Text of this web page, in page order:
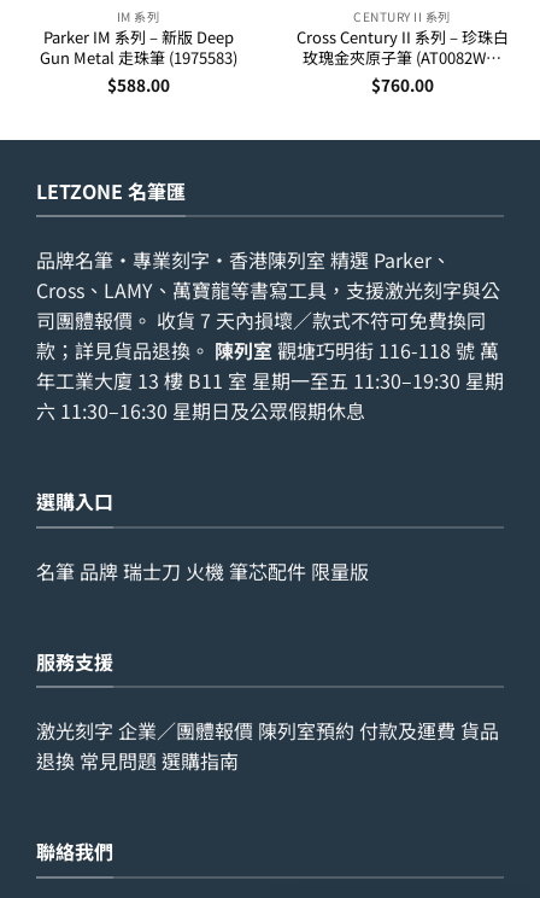
IM 系列
Parker IM 系列 – 新版 Deep
Gun Metal 走珠筆 (1975583)
$588.00
CENTURY II 系列
Cross Century II 系列 – 珍珠白
玫瑰金夾原子筆 (AT0082WG-
113)
$760.00
LETZONE 名筆匯
品牌名筆・專業刻字・香港陳列室 精選 Parker、
Cross、LAMY、萬寶龍等書寫工具，支援激光刻字與公
司團體報價。 收貨 7 天內損壞／款式不符可免費換同
款；詳見貨品退換 。 陳列室 觀塘巧明街 116-118 號 萬
年工業大廈 13 樓 B11 室 星期一至五 11:30–19:30 星期
六 11:30–16:30 星期日及公眾假期休息
選購入口
名筆 品牌瑞士刀 火機筆芯配件 限量版
服務支援
激光刻字 企業／團體報價 陳列室預約 付款及運費 貨品
退換 常見問題 選購指南
聯絡我們